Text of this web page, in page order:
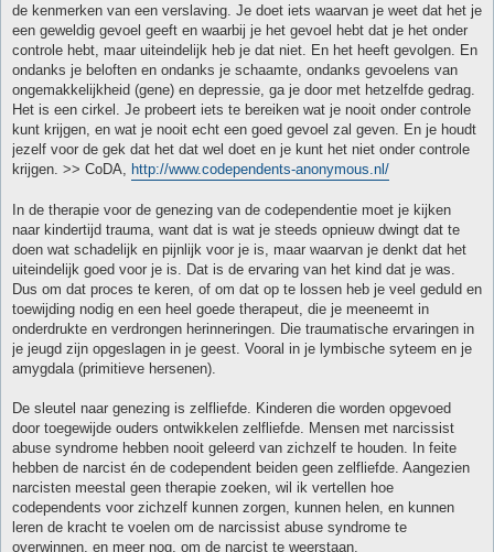
de kenmerken van een verslaving. Je doet iets waarvan je weet dat het je
een geweldig gevoel geeft en waarbij je het gevoel hebt dat je het onder
controle hebt, maar uiteindelijk heb je dat niet. En het heeft gevolgen. En
ondanks je beloften en ondanks je schaamte, ondanks gevoelens van
ongemakkelijkheid (gene) en depressie, ga je door met hetzelfde gedrag.
Het is een cirkel. Je probeert iets te bereiken wat je nooit onder controle
kunt krijgen, en wat je nooit echt een goed gevoel zal geven. En je houdt
jezelf voor de gek dat het dat wel doet en je kunt het niet onder controle
krijgen. >> CoDA, http://www.codependents-anonymous.nl/
In de therapie voor de genezing van de codependentie moet je kijken
naar kindertijd trauma, want dat is wat je steeds opnieuw dwingt dat te
doen wat schadelijk en pijnlijk voor je is, maar waarvan je denkt dat het
uiteindelijk goed voor je is. Dat is de ervaring van het kind dat je was.
Dus om dat proces te keren, of om dat op te lossen heb je veel geduld en
toewijding nodig en een heel goede therapeut, die je meeneemt in
onderdrukte en verdrongen herinneringen. Die traumatische ervaringen in
je jeugd zijn opgeslagen in je geest. Vooral in je lymbische syteem en je
amygdala (primitieve hersenen).
De sleutel naar genezing is zelfliefde. Kinderen die worden opgevoed
door toegewijde ouders ontwikkelen zelfliefde. Mensen met narcissist
abuse syndrome hebben nooit geleerd van zichzelf te houden. In feite
hebben de narcist én de codependent beiden geen zelfliefde. Aangezien
narcisten meestal geen therapie zoeken, wil ik vertellen hoe
codependents voor zichzelf kunnen zorgen, kunnen helen, en kunnen
leren de kracht te voelen om de narcissist abuse syndrome te
overwinnen, en meer nog, om de narcist te weerstaan.